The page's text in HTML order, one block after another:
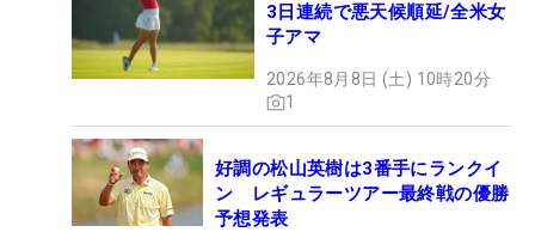
3日連続で悪天候順延/全米女
子アマ
2026年8月8日 (土) 10時20分
1
好調の松山英樹は3番手にランクイ
ン レギュラーツアー最終戦の優勝
予想発表